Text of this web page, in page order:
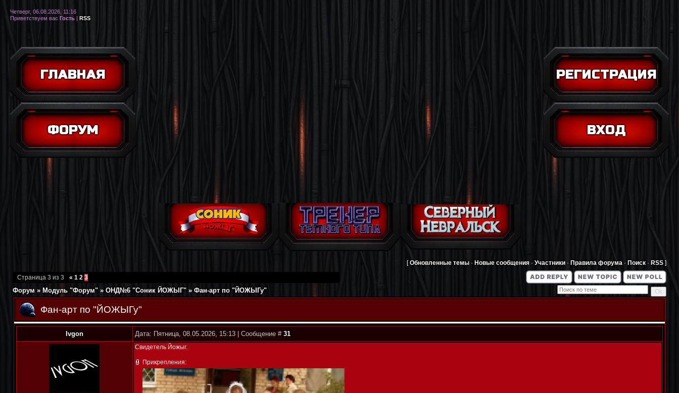
ГЛАВНАЯ
ФОРУМ
РЕГИСТРАЦИЯ
ВХОД
Четверг, 06.08.2026, 11:16
Приветствуем вас Гость | RSS
[ Обновленные темы · Новые сообщения · Участники · Правила форума · Поиск · RSS ]
Страница 3 из 3 « 1 2 3
Форум » Модуль "Форум" » ОНД№6 "Соник ЙОЖЫГ" » Фан-арт по "ЙОЖЫГу"
Фан-арт по "ЙОЖЫГу"
Ivgon Дата: Пятница, 08.05.2026, 15:13 | Сообщение # 31
Свидетель Йожыг.
Прикрепления: